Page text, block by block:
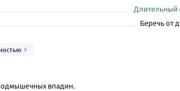
Длительный
Беречь от
впадин.